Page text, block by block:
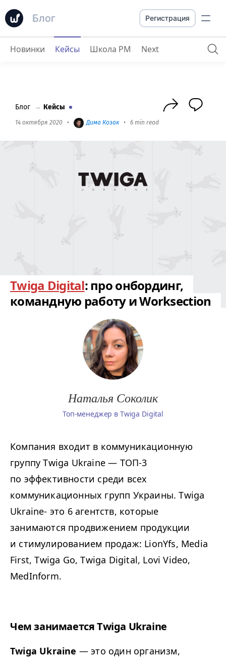
Блог
Twiga Digital: про онбординг, командную работу и Worksection
Регистрация
Новинки Кейсы Школа PM Next
Блог → Кейсы
14 октября 2020 • Дима Козак • 6 min read
Twiga Digital: про онбординг,
командную работу и Worksection
Наталья Соколик
Топ-менеджер в Twiga Digital
Компания входит в коммуникационную
группу Twiga Ukraine — ТОП-3
по эффективности среди всех
коммуникационных групп Украины. Twiga
Ukraine- это 6 агентств, которые
занимаются продвижением продукции
и стимулированием продаж: LionYfs, Media
First, Twiga Go, Twiga Digital, Lovi Video,
MedInform.
Чем занимается Twiga Ukraine
Twiga Ukraine — это один организм,